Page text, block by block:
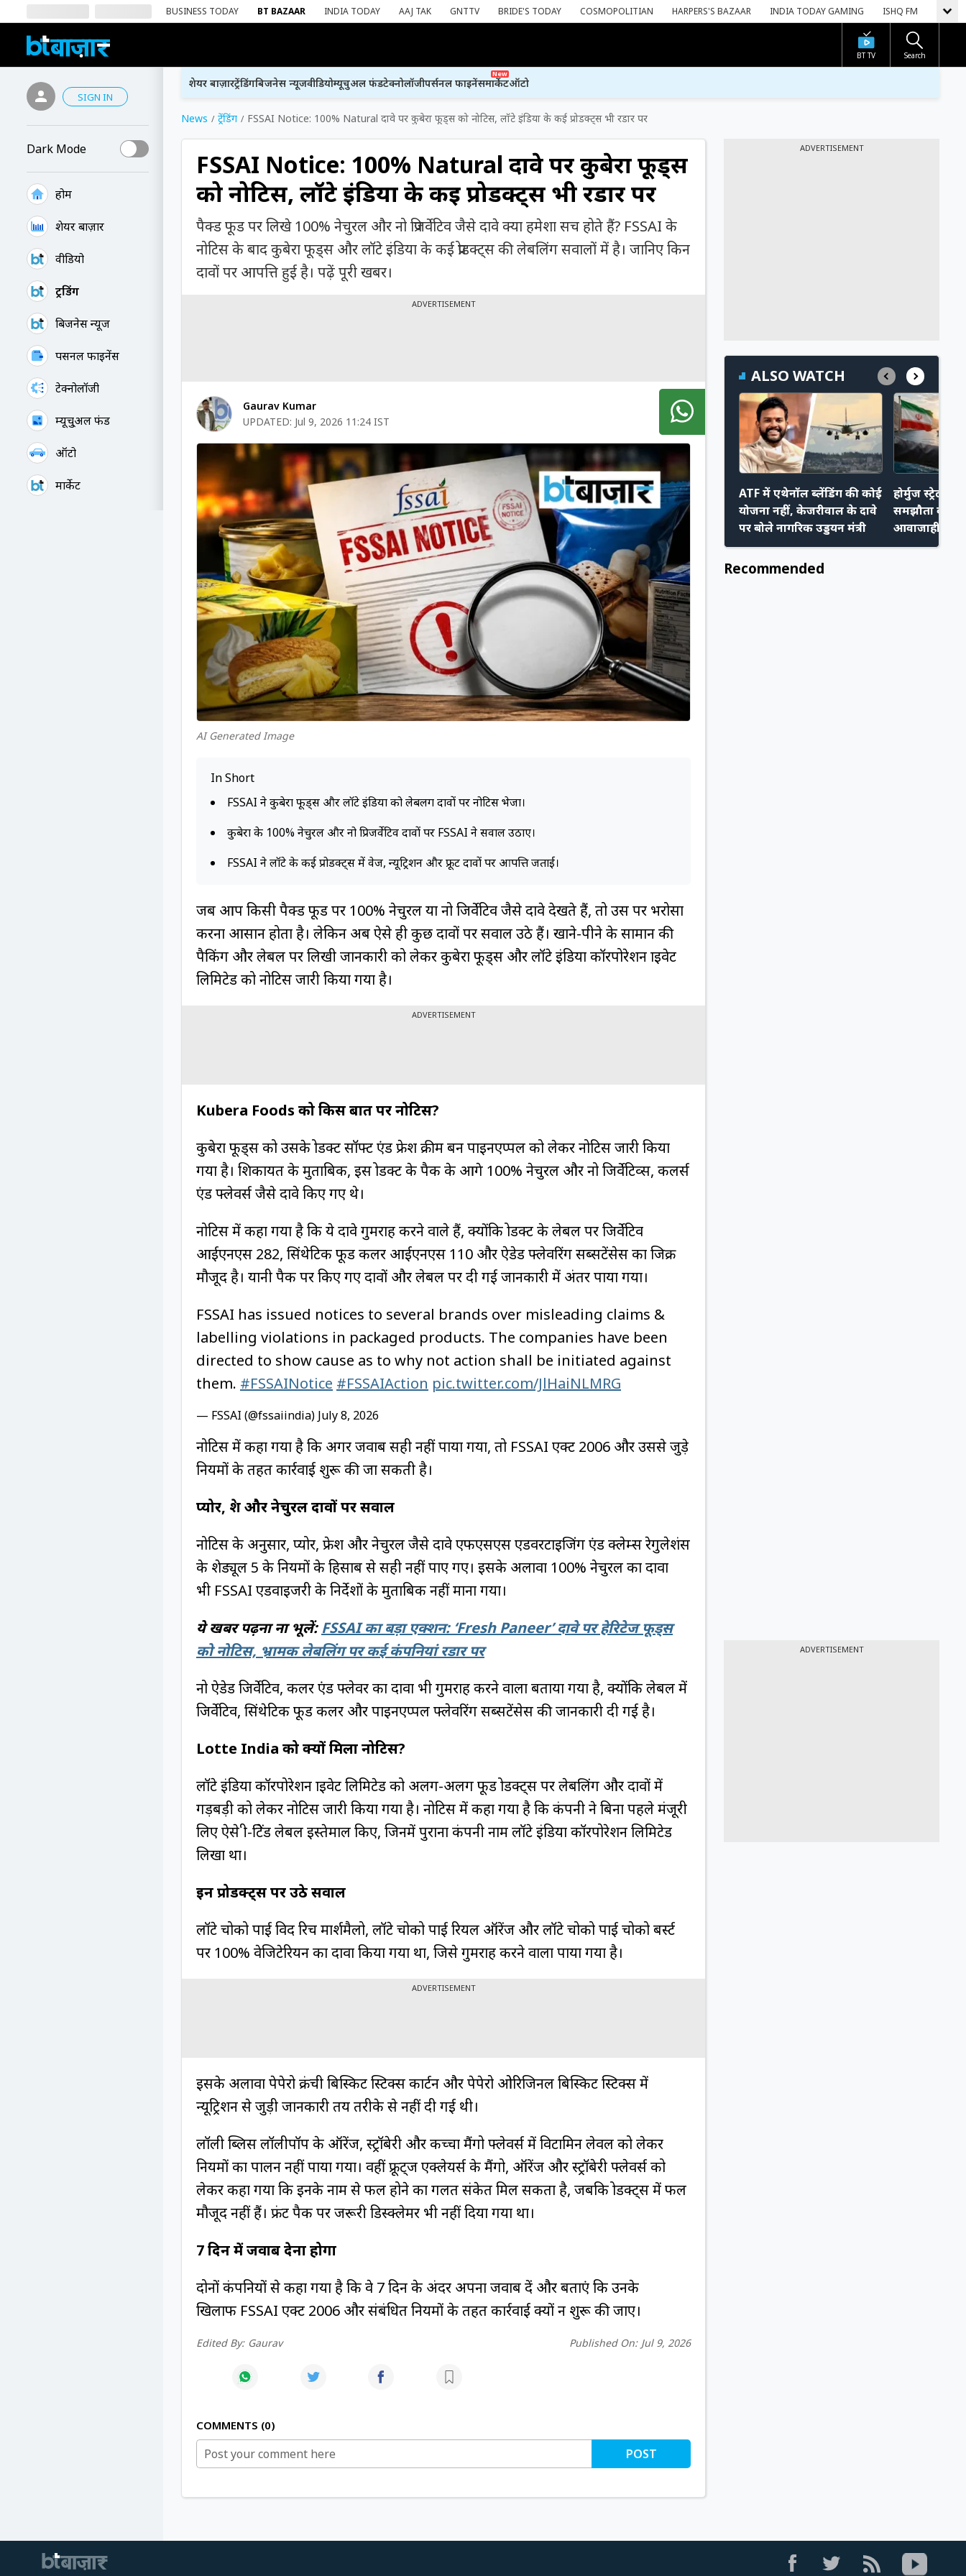
BUSINESS TODAY BT BAZAAR INDIA TODAY AAJ TAK GNTTV BRIDE'S TODAY COSMOPOLITIAN HARPERS'S BAZAAR INDIA TODAY GAMING ISHQ FM
BT TV Search
SIGN IN
Dark Mode
होम
शेयर बाज़ार
वीडियो
ट्रेंडिंग
बिजनेस न्यूज
पर्सनल फाइनेंस
टेक्नोलॉजी
म्यूचु्अल फंड
ऑटो
मार्केट
शेयर बाज़ारट्रेंडिंगबिजनेस न्यूजवीडियोम्यूचुअल फंडटेक्नोलॉजीपर्सनल फाइनेंस
New
मार्केटऑटो
News ट्रेंडिंग FSSAI Notice: 100% Natural दावे पर कुबेरा फूड्स को नोटिस, लॉटे इंडिया के कई प्रोडक्ट्स भी रडार पर
FSSAI Notice: 100% Natural दावे पर कुबेरा फूड्स
को नोटिस, लॉटे इंडिया के कई प्रोडक्ट्स भी रडार पर
पैक्ड फूड पर लिखे 100% नेचुरल और नो प्रिजर्वेटिव जैसे दावे क्या हमेशा सच होते हैं? FSSAI के
नोटिस के बाद कुबेरा फूड्स और लॉटे इंडिया के कई प्रोडक्ट्स की लेबलिंग सवालों में है। जानिए किन
दावों पर आपत्ति हुई है। पढ़ें पूरी खबर।
ADVERTISEMENT
Gaurav Kumar
UPDATED: Jul 9, 2026 11:24 IST
AI Generated Image
In Short
FSSAI ने कुबेरा फूड्स और लॉटे इंडिया को लेबलिंग दावों पर नोटिस भेजा।
कुबेरा के 100% नेचुरल और नो प्रिजर्वेटिव दावों पर FSSAI ने सवाल उठाए।
FSSAI ने लॉटे के कई प्रोडक्ट्स में वेज, न्यूट्रिशन और फ्रूट दावों पर आपत्ति जताई।
जब आप किसी पैक्ड फूड पर 100% नेचुरल या नो प्रिजर्वेटिव जैसे दावे देखते हैं, तो उस पर भरोसा
करना आसान होता है। लेकिन अब ऐसे ही कुछ दावों पर सवाल उठे हैं। खाने-पीने के सामान की
पैकिंग और लेबल पर लिखी जानकारी को लेकर कुबेरा फूड्स और लॉटे इंडिया कॉरपोरेशन प्राइवेट
लिमिटेड को नोटिस जारी किया गया है।
ADVERTISEMENT
Kubera Foods को किस बात पर नोटिस?
कुबेरा फूड्स को उसके प्रोडक्ट सॉफ्ट एंड फ्रेश क्रीम बन पाइनएप्पल को लेकर नोटिस जारी किया
गया है। शिकायत के मुताबिक, इस प्रोडक्ट के पैक के आगे 100% नेचुरल और नो प्रिजर्वेटिव्स, कलर्स
एंड फ्लेवर्स जैसे दावे किए गए थे।
नोटिस में कहा गया है कि ये दावे गुमराह करने वाले हैं, क्योंकि प्रोडक्ट के लेबल पर प्रिजर्वेटिव
आईएनएस 282, सिंथेटिक फूड कलर आईएनएस 110 और ऐडेड फ्लेवरिंग सब्सटेंसेस का जिक्र
मौजूद है। यानी पैक पर किए गए दावों और लेबल पर दी गई जानकारी में अंतर पाया गया।
FSSAI has issued notices to several brands over misleading claims &
labelling violations in packaged products. The companies have been
directed to show cause as to why not action shall be initiated against
them. #FSSAINotice #FSSAIAction pic.twitter.com/JlHaiNLMRG
— FSSAI (@fssaiindia) July 8, 2026
नोटिस में कहा गया है कि अगर जवाब सही नहीं पाया गया, तो FSSAI एक्ट 2006 और उससे जुड़े
नियमों के तहत कार्रवाई शुरू की जा सकती है।
प्योर, फ्रेश और नेचुरल दावों पर सवाल
नोटिस के अनुसार, प्योर, फ्रेश और नेचुरल जैसे दावे एफएसएस एडवरटाइजिंग एंड क्लेम्स रेगुलेशंस
के शेड्यूल 5 के नियमों के हिसाब से सही नहीं पाए गए। इसके अलावा 100% नेचुरल का दावा
भी FSSAI एडवाइजरी के निर्देशों के मुताबिक नहीं माना गया।
ये खबर पढ़ना ना भूलें: FSSAI का बड़ा एक्शन: ‘Fresh Paneer’ दावे पर हेरिटेज फूड्स
को नोटिस, भ्रामक लेबलिंग पर कई कंपनियां रडार पर
नो ऐडेड प्रिजर्वेटिव, कलर एंड फ्लेवर का दावा भी गुमराह करने वाला बताया गया है, क्योंकि लेबल में
प्रिजर्वेटिव, सिंथेटिक फूड कलर और पाइनएप्पल फ्लेवरिंग सब्सटेंसेस की जानकारी दी गई है।
Lotte India को क्यों मिला नोटिस?
लॉटे इंडिया कॉरपोरेशन प्राइवेट लिमिटेड को अलग-अलग फूड प्रोडक्ट्स पर लेबलिंग और दावों में
गड़बड़ी को लेकर नोटिस जारी किया गया है। नोटिस में कहा गया है कि कंपनी ने बिना पहले मंजूरी
लिए ऐसे प्री-प्रिंटेड लेबल इस्तेमाल किए, जिनमें पुराना कंपनी नाम लॉटे इंडिया कॉरपोरेशन लिमिटेड
लिखा था।
इन प्रोडक्ट्स पर उठे सवाल
लॉटे चोको पाई विद रिच मार्शमैलो, लॉटे चोको पाई रियल ऑरेंज और लॉटे चोको पाई चोको बर्स्ट
पर 100% वेजिटेरियन का दावा किया गया था, जिसे गुमराह करने वाला पाया गया है।
ADVERTISEMENT
इसके अलावा पेपेरो क्रंची बिस्किट स्टिक्स कार्टन और पेपेरो ओरिजिनल बिस्किट स्टिक्स में
न्यूट्रिशन से जुड़ी जानकारी तय तरीके से नहीं दी गई थी।
लॉली ब्लिस लॉलीपॉप के ऑरेंज, स्ट्रॉबेरी और कच्चा मैंगो फ्लेवर्स में विटामिन लेवल को लेकर
नियमों का पालन नहीं पाया गया। वहीं फ्रूट्ज एक्लेयर्स के मैंगो, ऑरेंज और स्ट्रॉबेरी फ्लेवर्स को
लेकर कहा गया कि इनके नाम से फल होने का गलत संकेत मिल सकता है, जबकि प्रोडक्ट्स में फल
मौजूद नहीं हैं। फ्रंट पैक पर जरूरी डिस्क्लेमर भी नहीं दिया गया था।
7 दिन में जवाब देना होगा
दोनों कंपनियों से कहा गया है कि वे 7 दिन के अंदर अपना जवाब दें और बताएं कि उनके
खिलाफ FSSAI एक्ट 2006 और संबंधित नियमों के तहत कार्रवाई क्यों न शुरू की जाए।
Edited By: Gaurav Published On: Jul 9, 2026
COMMENTS 0
POST
ADVERTISEMENT
ALSO WATCH
ATF में एथेनॉल ब्लेंडिंग की कोई
योजना नहीं, केजरीवाल के दावे
पर बोले नागरिक उड्डयन मंत्री
होर्मुज स्ट्रेट
समझौता
आवाजाही हो
Recommended
ADVERTISEMENT